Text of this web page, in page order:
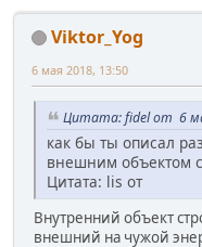
Viktor_Yog
6 мая 2018, 13:50
Цитата: fidel от 6
как бы ты описал
внешним объектом
Цитата: lis от
Внутренний объект
внешний на чужой